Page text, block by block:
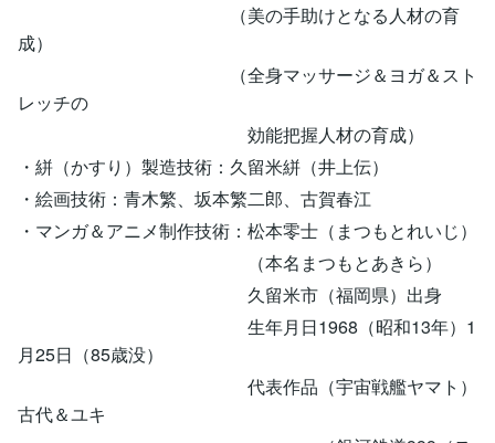
（美の手助けとなる人材の育
成）
（全身マッサージ＆ヨガ＆スト
レッチの
効能把握人材の育成）
・絣（かすり）製造技術：久留米絣（井上伝）
・絵画技術：青木繁、坂本繁二郎、古賀春江
・マンガ＆アニメ制作技術：松本零士（まつもとれいじ）
（本名まつもとあきら）
久留米市（福岡県）出身
生年月日1968（昭和13年）1
月25日（85歳没）
代表作品（宇宙戦艦ヤマト）
古代＆ユキ